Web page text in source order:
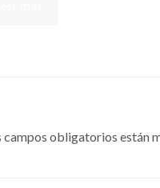
campos obligatorios están